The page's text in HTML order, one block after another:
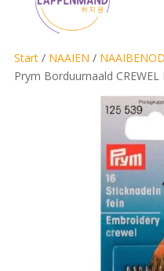
Start/ NAAIEN /
Prym Borduurnaald